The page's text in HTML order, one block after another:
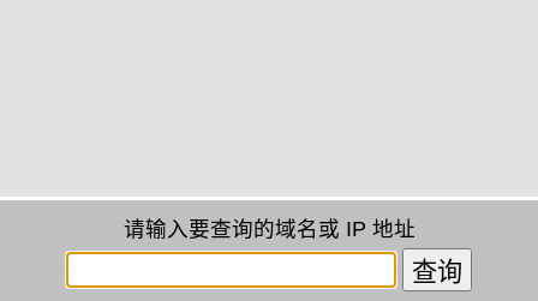
请输入要查询的域名或 IP 地址